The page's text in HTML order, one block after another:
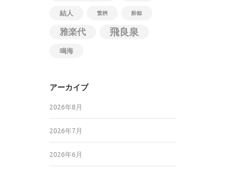
結人 繁桝 酔鯨
雅楽代 飛良泉
鳴海
アーカイブ
2026年8月
2026年7月
2026年6月